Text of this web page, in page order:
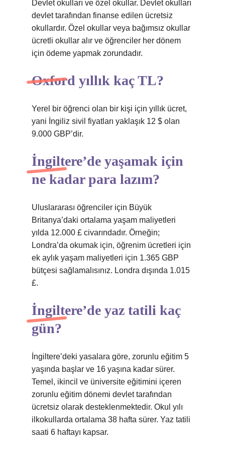
Devlet okulları ve özel okullar. Devlet okulları
devlet tarafından finanse edilen ücretsiz
okullardır. Özel okullar veya bağımsız okullar
ücretli okullar alır ve öğrenciler her dönem
için ödeme yapmak zorundadır.
Oxford yıllık kaç TL?
Yerel bir öğrenci olan bir kişi için yıllık ücret,
yani İngiliz sivil fiyatları yaklaşık 12 $ olan
9.000 GBP’dir.
İngiltere’de yaşamak için
ne kadar para lazım?
Uluslararası öğrenciler için Büyük
Britanya’daki ortalama yaşam maliyetleri
yılda 12.000 £ civarındadır. Örneğin;
Londra’da okumak için, öğrenim ücretleri için
ek aylık yaşam maliyetleri için 1.365 GBP
bütçesi sağlamalısınız. Londra dışında 1.015
£.
İngiltere’de yaz tatili kaç
gün?
İngiltere’deki yasalara göre, zorunlu eğitim 5
yaşında başlar ve 16 yaşına kadar sürer.
Temel, ikincil ve üniversite eğitimini içeren
zorunlu eğitim dönemi devlet tarafından
ücretsiz olarak desteklenmektedir. Okul yılı
ilkokullarda ortalama 38 hafta sürer. Yaz tatili
saati 6 haftayı kapsar.